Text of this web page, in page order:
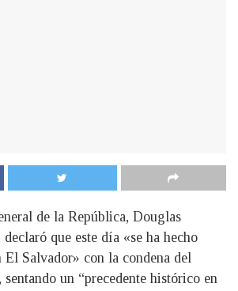
de la República, Douglas
que este día «se ha hecho
El Salvador» con la condena del
sentando un “precedente histórico en